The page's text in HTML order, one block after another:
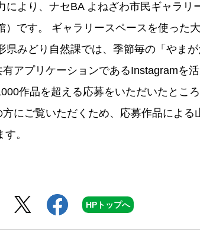
より、ナセBA よねざわ市民ギャラリ
です。 ギャラリースペースを使った
みどり自然課では、季節毎の「やま
アプリケーションであるInstagramを
作品を超える応募をいただいたとこ
にご覧いただくため、応募作品による
。
HPトップへ